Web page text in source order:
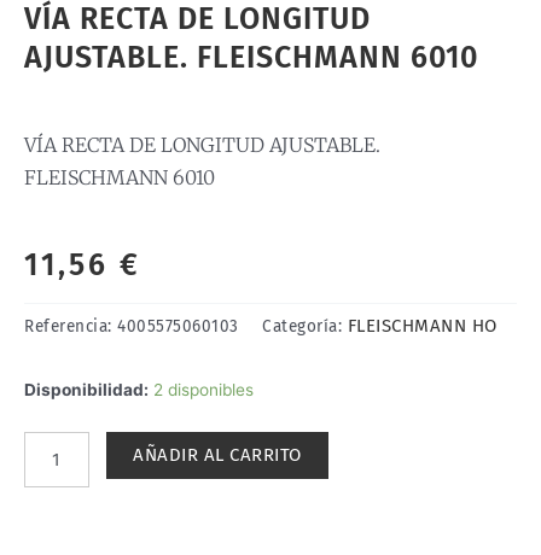
VÍA RECTA DE LONGITUD
AJUSTABLE. FLEISCHMANN 6010
VÍA RECTA DE LONGITUD AJUSTABLE.
FLEISCHMANN 6010
11,56 €
Referencia: 4005575060103 Categoría: FLEISCHMANN HO
Disponibilidad: 2 disponibles
VÍA
LONGITUD
AÑADIR AL CARRITO